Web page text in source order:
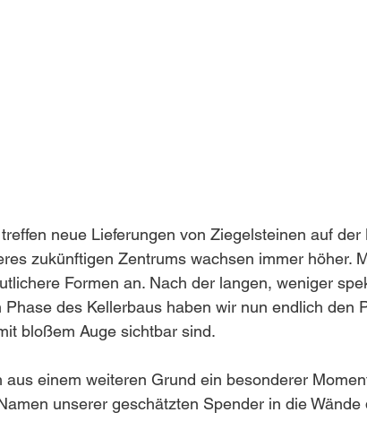
neue Lieferungen von Ziegelsteinen auf
zukünftigen Zentrums wachsen immer höher.
Formen an. Nach der langen, weniger
Phase des Kellerbaus haben wir nun endlich den
bloßem Auge sichtbar sind.
aus einem weiteren Grund ein besonderer
unserer geschätzten Spender in die Wände